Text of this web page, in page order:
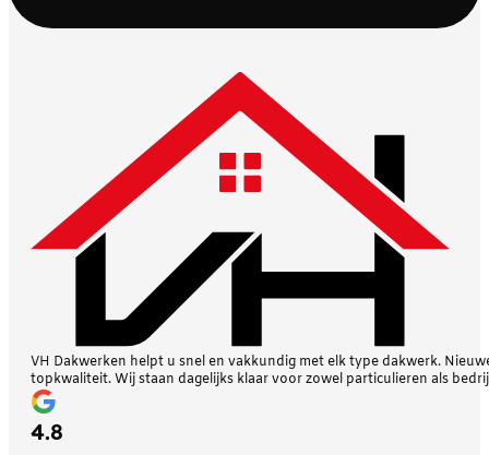
VH Dakwerken helpt u snel en vakkundig met elk type dakwerk.
topkwaliteit. Wij staan dagelijks klaar voor zowel particulieren als
4.8